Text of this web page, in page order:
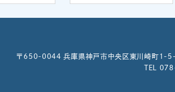
〒650-0044兵庫県神戸市中央区東川崎町1-
TEL